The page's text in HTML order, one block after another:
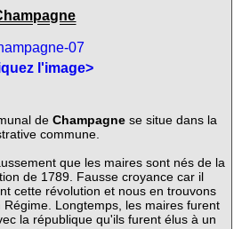
l'image>
de Champagnese situe dans la
commune.
que les maires sont nés de la
de 1789. Fausse croyance car il
cette révolution et nous en trouvons
Longtemps, les maires furent
la république qu'ils furent élus à un